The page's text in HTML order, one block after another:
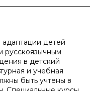
адаптации детей
русскоязычным
в детский
и учебная
быть учтены в